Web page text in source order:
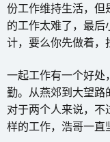
份工作维持生活，
的工作太难了，最
计，要么你先做着，
一起工作有一个好处
勤。从燕郊到大望路
对于两个人来说，
样的工作，浩哥一直